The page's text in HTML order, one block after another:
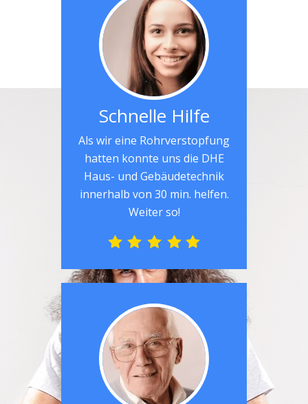
Schnelle Hilfe
Als wir eine Rohrverstopfung
hatten konnte uns die DHE
Haus- und Gebäudetechnik
innerhalb von 30 min. helfen.
Weiter so!